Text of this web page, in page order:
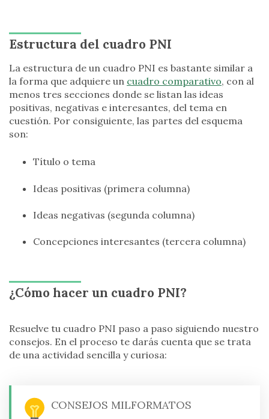
Estructura del cuadro PNI
La estructura de un cuadro PNI es bastante similar a
la forma que adquiere un cuadro comparativo, con al
menos tres secciones donde se listan las ideas
positivas, negativas e interesantes, del tema en
cuestión. Por consiguiente, las partes del esquema
son:
Título o tema
Ideas positivas (primera columna)
Ideas negativas (segunda columna)
Concepciones interesantes (tercera columna)
¿Cómo hacer un cuadro PNI?
Resuelve tu cuadro PNI paso a paso siguiendo nuestro
consejos. En el proceso te darás cuenta que se trata
de una actividad sencilla y curiosa:
CONSEJOS MILFORMATOS